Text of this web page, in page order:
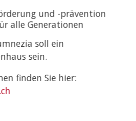
und -prävention
alle Generationen
soll ein
sein.
finden Sie hier: